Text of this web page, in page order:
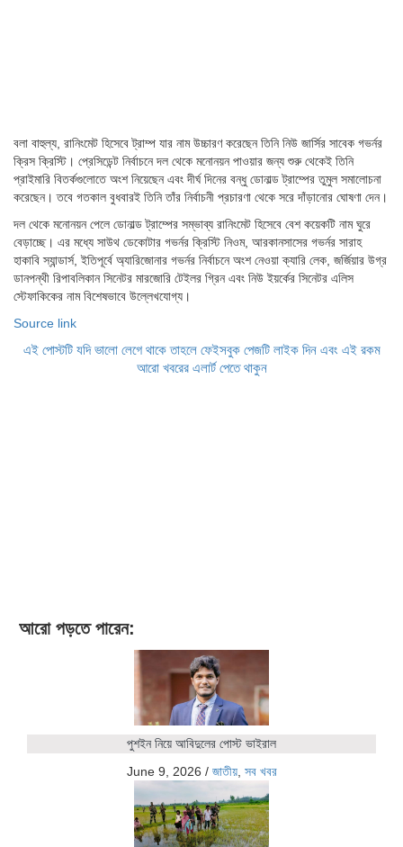
বলা বাহুল্য, রানিংমেট হিসেবে ট্রাম্প যার নাম উচ্চারণ করেছেন তিনি নিউ জার্সির সাবেক গভর্নর
ক্রিস ক্রিস্টি। প্রেসিডেন্ট নির্বাচনে দল থেকে মনোনয়ন পাওয়ার জন্য শুরু থেকেই তিনি
প্রাইমারি বিতর্কগুলোতে অংশ নিয়েছেন এবং দীর্ঘ দিনের বন্ধু ডোনাল্ড ট্রাম্পের তুমুল সমালোচনা
করেছেন। তবে গতকাল বুধবারই তিনি তাঁর নির্বাচনী প্রচারণা থেকে সরে দাঁড়ানোর ঘোষণা দেন।
দল থেকে মনোনয়ন পেলে ডোনাল্ড ট্রাম্পের সম্ভাব্য রানিংমেট হিসেবে বেশ কয়েকটি নাম ঘুরে
বেড়াচ্ছে। এর মধ্যে সাউথ ডেকোটার গভর্নর ক্রিস্টি নিওম, আরকানসাসের গভর্নর সারাহ
হাকাবি স্যান্ডার্স, ইতিপূর্বে অ্যারিজোনার গভর্নর নির্বাচনে অংশ নেওয়া ক্যারি লেক, জর্জিয়ার উগ্র
ডানপন্থী রিপাবলিকান সিনেটর মারজোরি টেইলর গ্রিন এবং নিউ ইয়র্কের সিনেটর এলিস
স্টেফাকিকের নাম বিশেষভাবে উল্লেখযোগ্য।
Source link
এই পোস্টটি যদি ভালো লেগে থাকে তাহলে ফেইসবুক পেজটি লাইক দিন এবং এই রকম
আরো খবরের এলার্ট পেতে থাকুন
আরো পড়তে পারেন:
পুশইন নিয়ে আবিদুলের পোস্ট ভাইরাল
June 9, 2026 / জাতীয়, সব খবর